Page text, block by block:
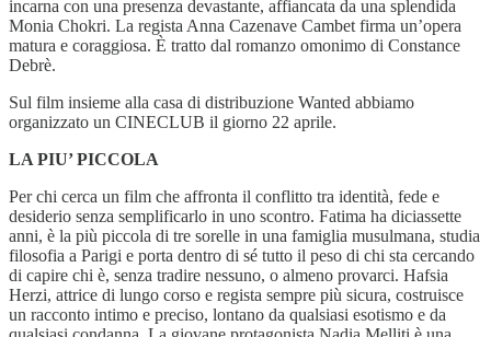
incarna con una presenza devastante, affiancata da una splendida
Monia Chokri. La regista Anna Cazenave Cambet firma un’opera
matura e coraggiosa. È tratto dal romanzo omonimo di Constance
Debrè.
Sul film insieme alla casa di distribuzione Wanted abbiamo
organizzato un CINECLUB il giorno 22 aprile.
LA PIU’ PICCOLA
Per chi cerca un film che affronta il conflitto tra identità, fede e
desiderio senza semplificarlo in uno scontro. Fatima ha diciassette
anni, è la più piccola di tre sorelle in una famiglia musulmana, studia
filosofia a Parigi e porta dentro di sé tutto il peso di chi sta cercando
di capire chi è, senza tradire nessuno, o almeno provarci. Hafsia
Herzi, attrice di lungo corso e regista sempre più sicura, costruisce
un racconto intimo e preciso, lontano da qualsiasi esotismo e da